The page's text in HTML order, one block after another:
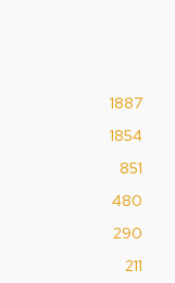
1887
1854
851
480
290
211